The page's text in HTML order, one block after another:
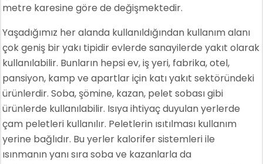
metre karesine göre de değişmektedir.
Yaşadığımız her alanda kullanıldığından kullanım alanı
çok geniş bir yakı tipidir evlerde sanayilerde yakıt olarak
kullanılabilir. Bunların hepsi ev, iş yeri, fabrika, otel,
pansiyon, kamp ve apartlar için katı yakıt sektöründeki
ürünlerdir. Soba, şömine, kazan, pelet sobası gibi
ürünlerde kullanılabilir. Isıya ihtiyaç duyulan yerlerde
çam peletleri kullanılır. Peletlerin ısıtılması kullanım
yerine bağlıdır. Bu yerler kalorifer sistemleri ile
ısınmanın yanı sıra soba ve kazanlarla da